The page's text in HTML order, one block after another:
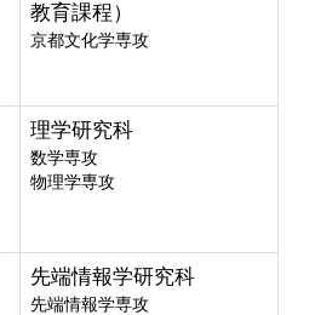
教育課程）
京都文化学専攻
理学研究科
数学専攻
物理学専攻
先端情報学研究科
先端情報学専攻